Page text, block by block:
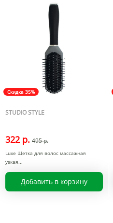
Скидка 35%
STUDIO STYLE
322 р. 495 р.
Luxe Щетка для волос массажная
узкая
Добавить в корзину